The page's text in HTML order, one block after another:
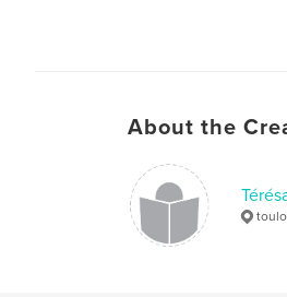
About the